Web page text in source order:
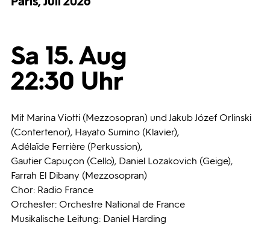
Programmwochen
Sa 15. Aug
22:30 Uhr
Mit Marina Viotti (Mezzosopran) und Jakub Józef Orlinski
(Contertenor), Hayato Sumino (Klavier),
Adélaïde Ferrière (Perkussion),
Gautier Capuçon (Cello), Daniel Lozakovich (Geige),
Farrah El Dibany (Mezzosopran)
Chor: Radio France
Orchester: Orchestre National de France
Musikalische Leitung: Daniel Harding